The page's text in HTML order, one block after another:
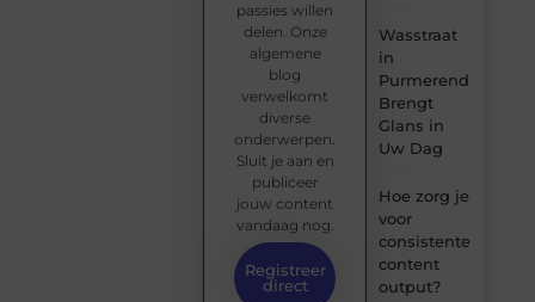
Wasstraat
in
Purmerend
Brengt
Glans in
Uw Dag
Hoe zorg je
voor
consistente
content
output?
passies willen
delen. Onze
algemene
blog
verwelkomt
diverse
onderwerpen.
Sluit je aan en
publiceer
jouw content
vandaag nog.
Registreer
direct